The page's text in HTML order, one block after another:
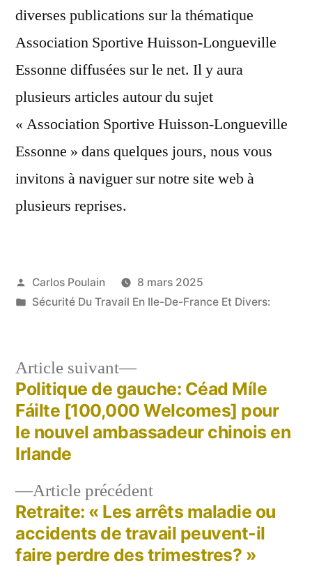
diverses publications sur la thématique
Association Sportive Huisson-Longueville
Essonne diffusées sur le net. Il y aura
plusieurs articles autour du sujet
« Association Sportive Huisson-Longueville
Essonne » dans quelques jours, nous vous
invitons à naviguer sur notre site web à
plusieurs reprises.
Publié
par
Carlos Poulain
8 mars 2025
Publié
Sécurité Du Travail En Ile-De-France Et Divers:
Navigation
de
l’article
Article précédentArticle
précédent :
Retraite: « Les arrêts maladie ou
accidents de travail peuvent-il
faire perdre des trimestres? »
Article suivant
Article
suivant :
Politique de gauche: Céad Míle
Fáilte [100,000 Welcomes] pour
le nouvel ambassadeur chinois en
Irlande